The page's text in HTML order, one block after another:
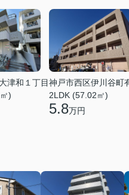
津和１丁目
)
神戸市西区伊川谷町
2LDK (57.02㎡)
5.8万円